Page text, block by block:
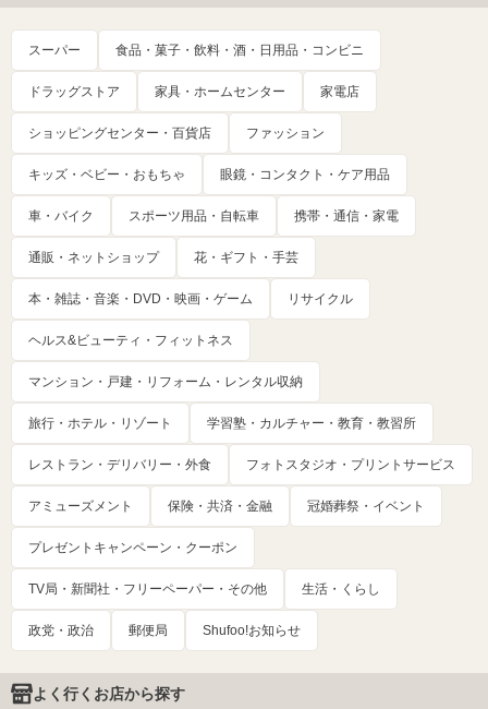
スーパー 食品・菓子・飲料・酒・日用品・コンビニ
ドラッグストア 家具・ホームセンター 家電店
ショッピングセンター・百貨店 ファッション
キッズ・ベビー・おもちゃ 眼鏡・コンタクト・ケア用品
車・バイク スポーツ用品・自転車 携帯・通信・家電
通販・ネットショップ 花・ギフト・手芸
本・雑誌・音楽・DVD・映画・ゲーム リサイクル
ヘルス&ビューティ・フィットネス
マンション・戸建・リフォーム・レンタル収納
旅行・ホテル・リゾート 学習塾・カルチャー・教育・教習所
レストラン・デリバリー・外食 フォトスタジオ・プリントサービス
アミューズメント 保険・共済・金融 冠婚葬祭・イベント
プレゼントキャンペーン・クーポン
TV局・新聞社・フリーペーパー・その他 生活・くらし
政党・政治 郵便局 Shufoo!お知らせ
よく行くお店から探す